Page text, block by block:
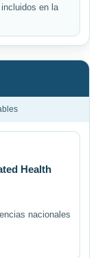
en la
Health
nacionales